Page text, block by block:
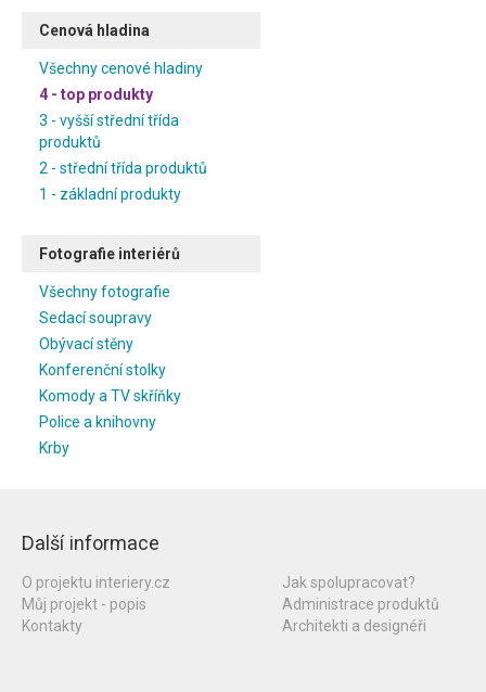
Cenová hladina
Všechny cenové hladiny
4 - top produkty
3 - vyšší střední třída
produktů
2 - střední třída produktů
1 - základní produkty
Fotografie interiérů
Všechny fotografie
Sedací soupravy
Obývací stěny
Konferenční stolky
Komody a TV skříňky
Police a knihovny
Krby
Další informace
O projektu interiery.cz
Můj projekt - popis
Kontakty
Jak spolupracovat?
Administrace produktů
Architekti a designéři